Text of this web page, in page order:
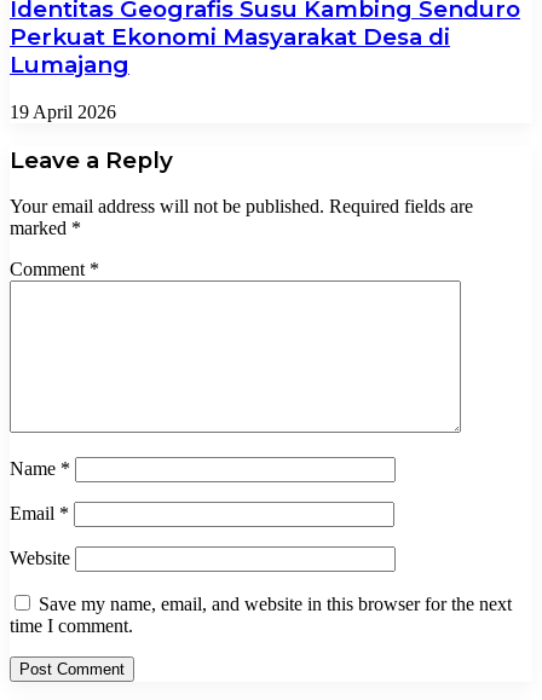
Identitas Geografis Susu Kambing Senduro
Perkuat Ekonomi Masyarakat Desa di
Lumajang
19 April 2026
Leave a Reply
Your email address will not be published. Required fields are
marked *
Comment *
Name *
Email *
Website
Save my name, email, and website in this browser for the next
time I comment.